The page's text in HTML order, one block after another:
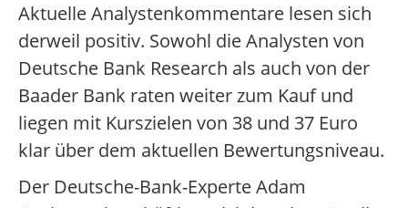
Aktuelle Analystenkommentare lesen sich
derweil positiv. Sowohl die Analysten von
Deutsche Bank Research als auch von der
Baader Bank raten weiter zum Kauf und
liegen mit Kurszielen von 38 und 37 Euro
klar über dem aktuellen Bewertungsniveau.
Der Deutsche-Bank-Experte Adam